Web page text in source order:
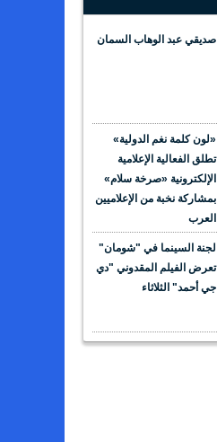
صديقي عبد الوهاب السمان
«لون كلمة نغم الدولية»
تطلق الفعالية الإعلامية
الإلكترونية «صرخة سلام»
بمشاركة نخبة من الإعلاميين
العرب
لجنة السينما في "شومان"
تعرض الفيلم المقدوني "دي
جي أحمد" الثلاثاء